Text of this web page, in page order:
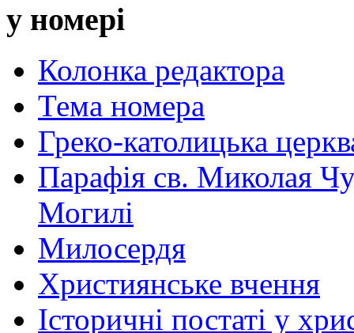
у номері
Колонка редактора
Тема номера
Греко-католицька
Парафія св. Миколая
Могилі
Милосердя
Християнське вчення
Історичні постаті у